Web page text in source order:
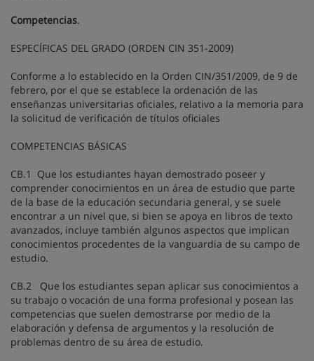
Competencias.
ESPECÍFICAS DEL GRADO (ORDEN CIN 351-2009)
Conforme a lo establecido en la Orden CIN/351/2009, de 9 de
febrero, por el que se establece la ordenación de las
enseñanzas universitarias oficiales, relativo a la memoria para
la solicitud de verificación de títulos oficiales
COMPETENCIAS BÁSICAS
CB.1 Que los estudiantes hayan demostrado poseer y
comprender conocimientos en un área de estudio que parte
de la base de la educación secundaria general, y se suele
encontrar a un nivel que, si bien se apoya en libros de texto
avanzados, incluye también algunos aspectos que implican
conocimientos procedentes de la vanguardia de su campo de
estudio.
CB.2 Que los estudiantes sepan aplicar sus conocimientos a
su trabajo o vocación de una forma profesional y posean las
competencias que suelen demostrarse por medio de la
elaboración y defensa de argumentos y la resolución de
problemas dentro de su área de estudio.